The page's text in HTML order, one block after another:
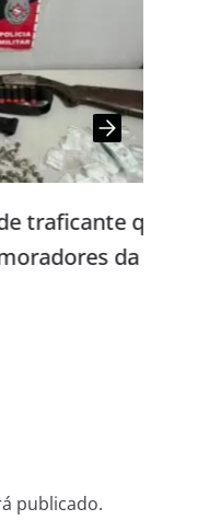
que
da
publicado.